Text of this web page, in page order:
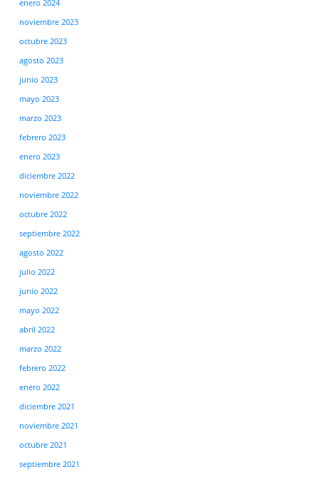
enero 2024
noviembre 2023
octubre 2023
agosto 2023
junio 2023
mayo 2023
marzo 2023
febrero 2023
enero 2023
diciembre 2022
noviembre 2022
octubre 2022
septiembre 2022
agosto 2022
julio 2022
junio 2022
mayo 2022
abril 2022
marzo 2022
febrero 2022
enero 2022
diciembre 2021
noviembre 2021
octubre 2021
septiembre 2021